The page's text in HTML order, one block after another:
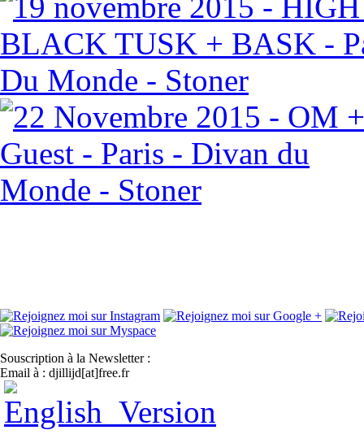
Souscription à la Newsletter :
Email à : djillijd[at]free.fr